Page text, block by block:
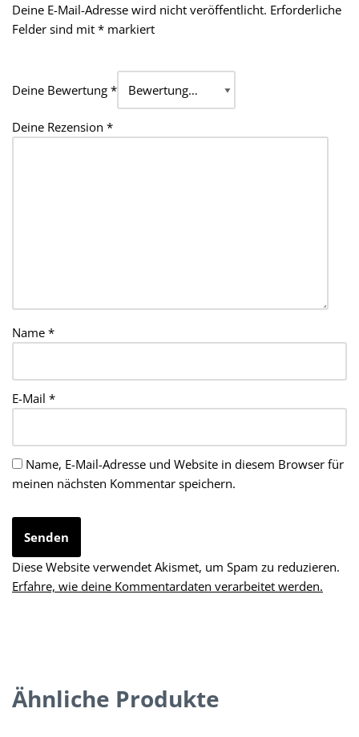
Deine E-Mail-Adresse wird nicht veröffentlicht. Erforderliche
Felder sind mit * markiert
Deine Bewertung *
Deine Rezension *
Name *
E-Mail *
Name, E-Mail-Adresse und Website in diesem Browser für
meinen nächsten Kommentar speichern.
Diese Website verwendet Akismet, um Spam zu reduzieren.
Erfahre, wie deine Kommentardaten verarbeitet werden.
Ähnliche Produkte